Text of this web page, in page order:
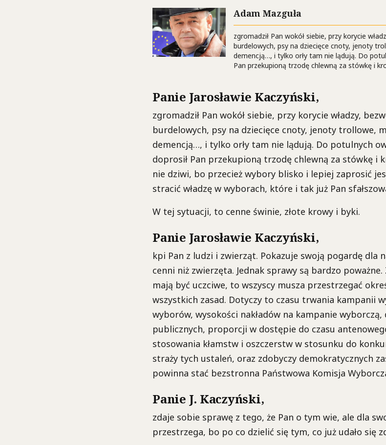
Adam Mazguła
zgromadził Pan wokół siebie, przy korycie
burdelowych, psy na dziecięce cnoty, jenoty
demencją…, i tylko orły tam nie lądują. Do
Pan przekupioną trzodę chlewną za stówkę i
Panie Jarosławie Kaczyński,
zgromadził Pan wokół siebie, przy korycie władzy,
burdelowych, psy na dziecięce cnoty, jenoty trollowe,
demencją…, i tylko orły tam nie lądują. Do potulnych
doprosił Pan przekupioną trzodę chlewną za stówkę i
nie dziwi, bo przecież wybory blisko i lepiej zaprosić
stracić władzę w wyborach, które i tak już Pan
W tej sytuacji, to cenne świnie, złote krowy i byki.
Panie Jarosławie Kaczyński,
kpi Pan z ludzi i zwierząt. Pokazuje swoją pogardę dla
cenni niż zwierzęta. Jednak sprawy są bardzo
mają być uczciwe, to wszyscy musza przestrzegać
wszystkich zasad. Dotyczy to czasu trwania kampanii
wyborów, wysokości nakładów na kampanie
publicznych, proporcji w dostępie do czasu
stosowania kłamstw i oszczerstw w stosunku do
straży tych ustaleń, oraz zdobyczy demokratycznych
powinna stać bezstronna Państwowa Komisja
Panie J. Kaczyński,
zdaje sobie sprawę z tego, że Pan o tym wie, ale dla
przestrzega, bo po co dzielić się tym, co już udało się